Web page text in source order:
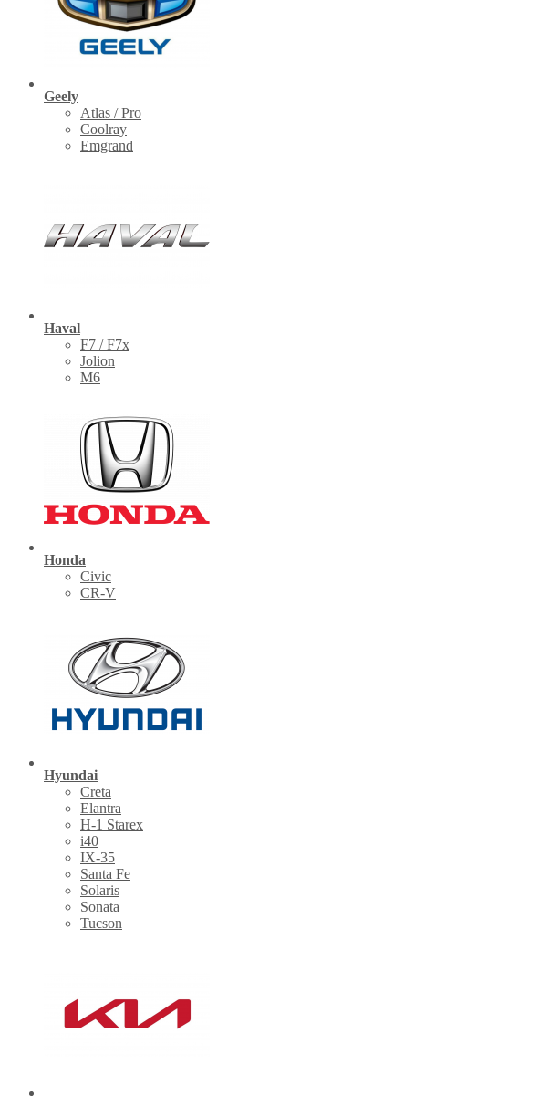
Geely
Atlas / Pro
Coolray
Emgrand
Haval
F7 / F7x
Jolion
M6
Honda
Civic
CR-V
Hyundai
Creta
Elantra
H-1 Starex
i40
IX-35
Santa Fe
Solaris
Sonata
Tucson